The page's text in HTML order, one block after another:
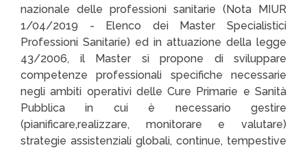
nazionale delle professioni sanitarie (Nota MIUR
1/04/2019 - Elenco dei Master Specialistici
Professioni Sanitarie) ed in attuazione della legge
43/2006, il Master si propone di sviluppare
competenze professionali specifiche necessarie
negli ambiti operativi delle Cure Primarie e Sanità
Pubblica in cui è necessario gestire
(pianificare,realizzare, monitorare e valutare)
strategie assistenziali globali, continue, tempestive